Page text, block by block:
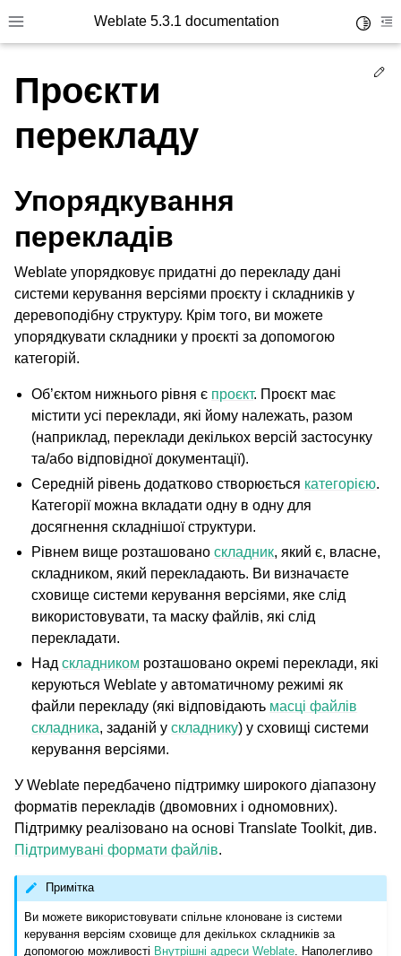
Toggle site navigation sidebar
Weblate 5.3.1 documentation
navigation of Підтримувані формати файлів
navigation of Настанови з налаштовування
Проєкти
перекладу
Упорядкування
перекладів
Weblate упорядковує придатні до перекладу дані
системи керування версіями проєкту і складників у
деревоподібну структуру. Крім того, ви можете
упорядкувати складники у проєкті за допомогою
категорій.
Об’єктом нижнього рівня є проєкт. Проєкт має
містити усі переклади, які йому належать, разом
(наприклад, переклади декількох версій застосунку
та/або відповідної документації).
Середній рівень додатково створюється категорією.
Категорії можна вкладати одну в одну для
досягнення складнішої структури.
Рівнем вище розташованоскладник, який є, власне,
складником, який перекладають. Ви визначаєте
сховище системи керування версіями, яке слід
використовувати, та маску файлів, які слід
перекладати.
Надскладником розташовано окремі переклади, які
керуються Weblate у автоматичному режимі як
файли перекладу (які відповідають масці файлів
складника, заданій ускладнику) у сховищі системи
керування версіями.
У Weblate передбачено підтримку широкого діапазону
форматів перекладів (двомовних і одномовних).
Підтримку реалізовано на основі Translate Toolkit, див.
Підтримувані формати файлів.
Примітка
Ви можете використовувати спільне клоноване із системи
керування версіям сховище для декількох складників за
допомогою можливості Внутрішні адреси Weblate . Наполегливо